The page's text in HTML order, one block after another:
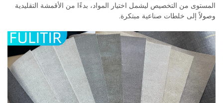
المستوى من التخصيص ليشمل اختيار المواد، بدءًا من الأقمشة التقليدية
وصولاً إلى خلطات صناعية مبتكرة.